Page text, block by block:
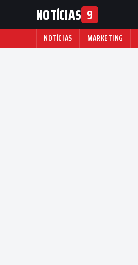
NOTÍCIAS 9
NOTÍCIAS MARKETING